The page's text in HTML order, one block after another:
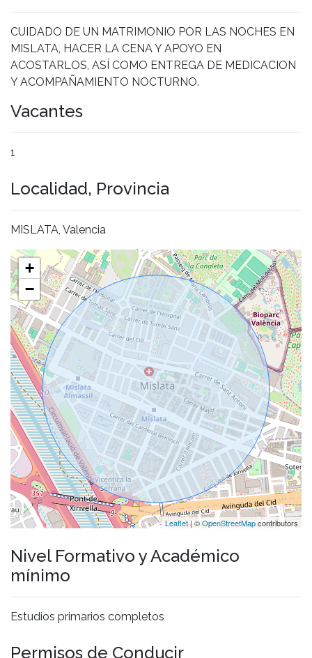
CUIDADO DE UN MATRIMONIO POR LAS NOCHES EN
MISLATA, HACER LA CENA Y APOYO EN
ACOSTARLOS, ASÍ COMO ENTREGA DE MEDICACION
Y ACOMPAÑAMIENTO NOCTURNO.
Vacantes
1
Localidad, Provincia
MISLATA, Valencia
+
−
Leaflet| ©OpenStreetMapcontributors
Nivel Formativo y Académico
mínimo
Estudios primarios completos
Permisos de Conducir